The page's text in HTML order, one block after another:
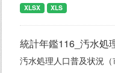
XLSX XLS
統計年鑑116_汚水処
汚水処理人口普及状況（